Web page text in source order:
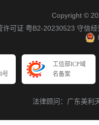
Copyright ©
许可证 粤B2-20230523 守信
号
工信部ICP域
名备案
法律顾问：广东美利